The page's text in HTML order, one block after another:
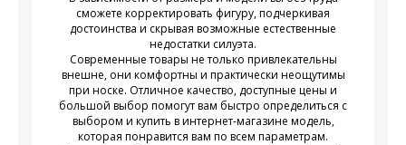
сможете корректировать фигуру, подчеркивая
достоинства и скрывая возможные естественные
недостатки силуэта.
Современные товары не только привлекательны
внешне, они комфортны и практически неощутимы
при носке. Отличное качество, доступные цены и
большой выбор помогут вам быстро определиться с
выбором и купить в интернет-магазине модель,
которая понравится вам по всем параметрам.